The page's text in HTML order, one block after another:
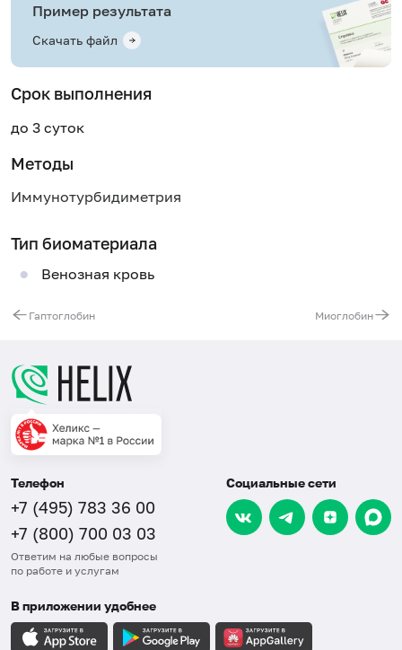
Пример результата
Скачать файл
Срок выполнения
до 3 суток
Методы
Иммунотурбидиметрия
Тип биоматериала
Венозная кровь
Гаптоглобин Миоглобин
Телефон
+7 (495) 783 36 00
+7 (800) 700 03 03
Ответим на любые вопросы
по работе и услугам
Социальные сети
В приложении удобнее